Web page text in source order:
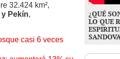
32.424 km²,
Pekín,
casi 6 veces
¿QUÉ
LO QUE